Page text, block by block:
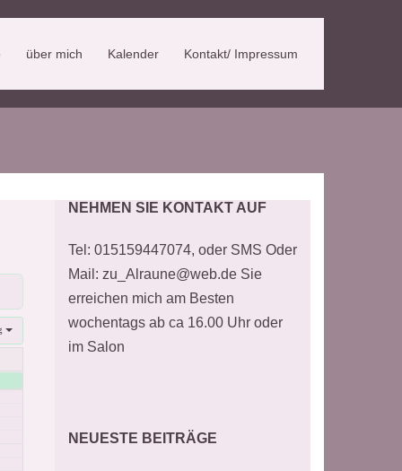
über mich Kalender Kontakt/ Impressum
NEHMEN SIE KONTAKT AUF
Tel: 015159447074, oder SMS Oder
Mail: zu_Alraune@web.de Sie
erreichen mich am Besten
wochentags ab ca 16.00 Uhr oder
im Salon
NEUESTE BEITRÄGE